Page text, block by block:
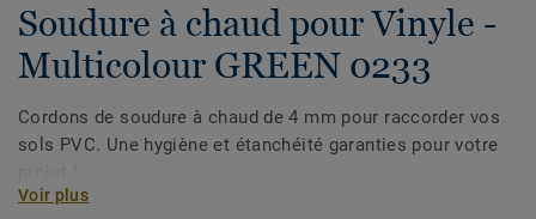
Soudure à chaud pour Vinyle -
Multicolour GREEN 0233
Cordons de soudure à chaud de 4 mm pour raccorder vos
sols PVC. Une hygiène et étanchéité garanties pour votre
Voir plus